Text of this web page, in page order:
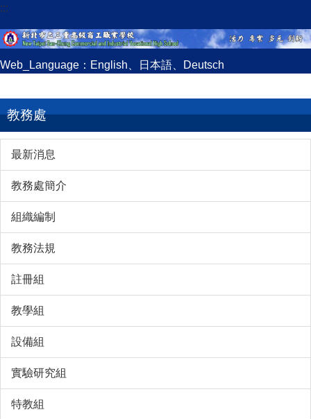
跳
到
主
要
內
區
:::
Web_Language： English 日本語 Deutsch
教務處
最新消息
教務處簡介
組織編制
教務法規
註冊組
教學組
設備組
實驗研究組
特教組